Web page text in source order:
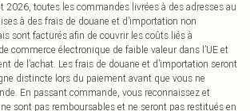
2026, toutes les commandes livrées à des adresses au
à des frais de douane et d’importation non
sont facturés afin de couvrir les coûts liés à
commerce électronique de faible valeur dans l’UE et
de l’achat. Les frais de douane et d’importation seront
distincte lors du paiement avant que vous ne
En passant commande, vous reconnaissez et
sont pas remboursables et ne seront pas restitués en